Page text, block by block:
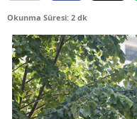
Okunma Süresi: 2 dk